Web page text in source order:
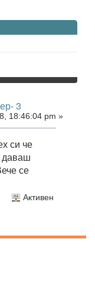
3
18:46:04 pm »
си че
даваш
се
Активен